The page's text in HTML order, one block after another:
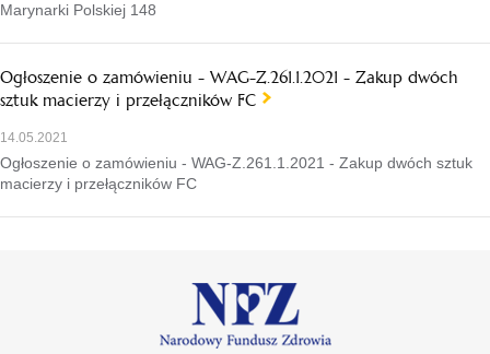
Marynarki Polskiej 148
Ogłoszenie o zamówieniu - WAG-Z.261.1.2021 - Zakup dwóch
sztuk macierzy i przełączników FC
14.05.2021
Ogłoszenie o zamówieniu - WAG-Z.261.1.2021 - Zakup dwóch sztuk
macierzy i przełączników FC